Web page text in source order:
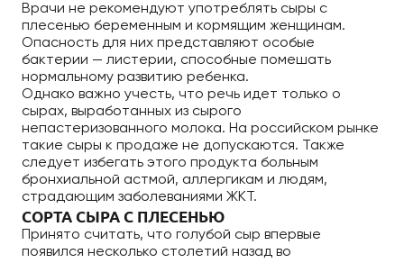
Врачи не рекомендуют употреблять сыры с
плесенью беременным и кормящим женщинам.
Опасность для них представляют особые
бактерии — листерии, способные помешать
нормальному развитию ребенка.
Однако важно учесть, что речь идет только о
сырах, выработанных из сырого
непастеризованного молока. На российском рынке
такие сыры к продаже не допускаются. Также
следует избегать этого продукта больным
бронхиальной астмой, аллергикам и людям,
страдающим заболеваниями ЖКТ.
СОРТА СЫРА С ПЛЕСЕНЬЮ
Принято считать, что голубой сыр впервые
появился несколько столетий назад во